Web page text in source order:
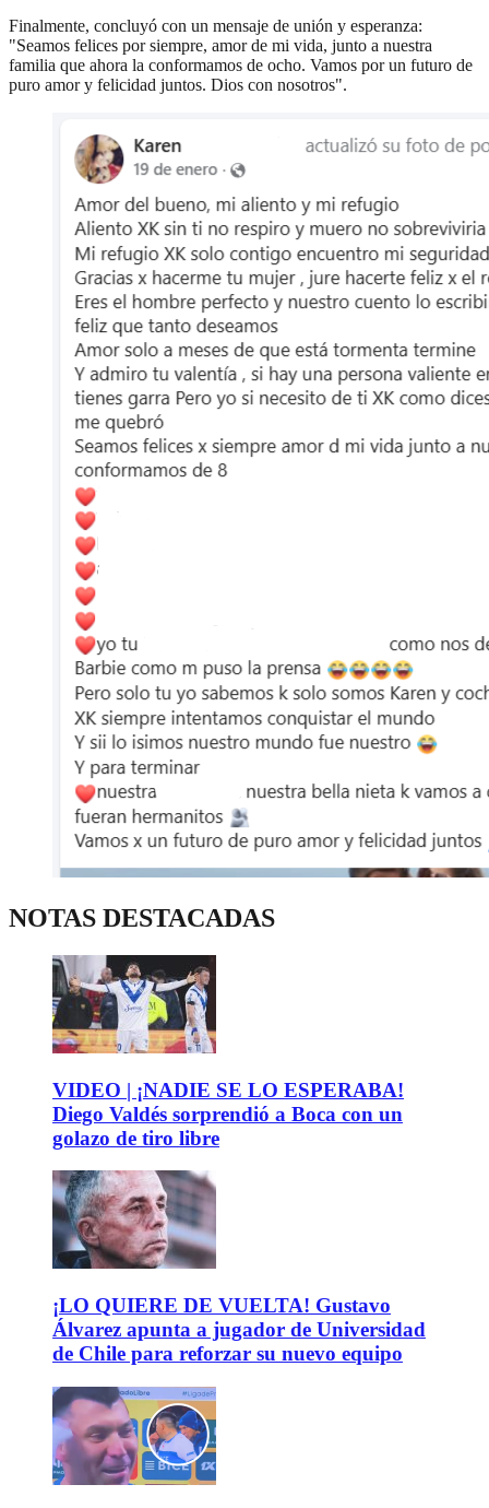
Finalmente, concluyó con un mensaje de unión y esperanza:
"Seamos felices por siempre, amor de mi vida, junto a nuestra
familia que ahora la conformamos de ocho. Vamos por un futuro de
puro amor y felicidad juntos. Dios con nosotros".
NOTAS DESTACADAS
VIDEO | ¡NADIE SE LO ESPERABA!
Diego Valdés sorprendió a Boca con un
golazo de tiro libre
¡LO QUIERE DE VUELTA! Gustavo
Álvarez apunta a jugador de Universidad
de Chile para reforzar su nuevo equipo